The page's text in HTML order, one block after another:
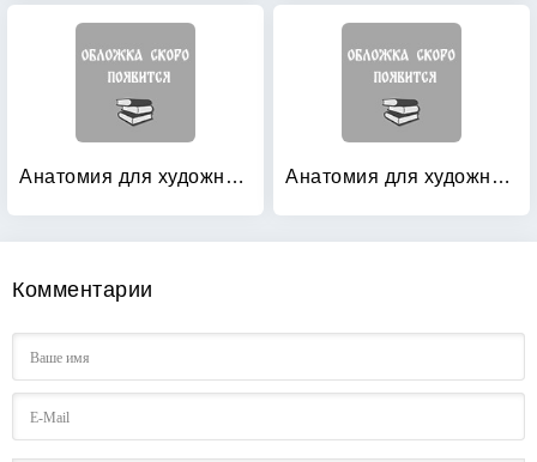
Анатомия для художников Анатомия для художников
Комментарии